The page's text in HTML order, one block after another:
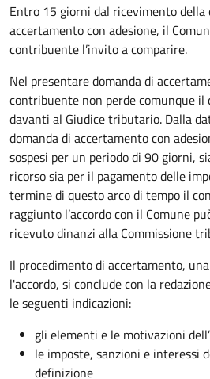
Entro 15 giorni dal ricevimento della
accertamento con adesione, il
contribuente l’invito a comparire.
Nel presentare domanda di
contribuente non perde comunque
davanti al Giudice tributario. Dalla
domanda di accertamento con
sospesi per un periodo di 90 giorni,
ricorso sia per il pagamento delle
termine di questo arco di tempo il
raggiunto l’accordo con il Comune
ricevuto dinanzi alla Commissione
Il procedimento di accertamento,
l'accordo, si conclude con la
le seguenti indicazioni:
gli elementi e le motivazioni
le imposte, sanzioni e interessi
definizione